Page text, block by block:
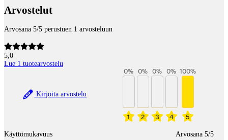
Arvostelut
Arvosana 5/5 perustuen 1 arvosteluun
5,0
Lue 1 tuotearvostelu
Kirjoita arvostelu
1
0%
2
0%
3
0%
4
0%
5
100%
Käyttömukavuus Arvosana 5/5